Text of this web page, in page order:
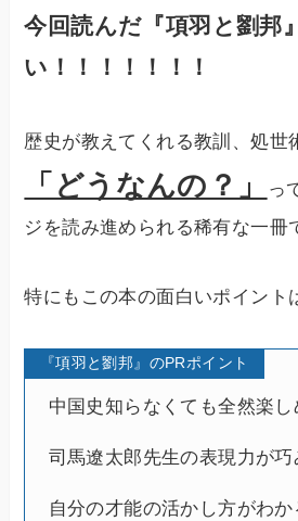
今回読んだ『項羽と劉邦
い！！！！！！！
歴史が教えてくれる教訓、処世
「どうなんの？」
っ
ジを読み進められる稀有な一冊
特にもこの本の面白いポイント
『項羽と劉邦』のPRポイント
中国史知らなくても全然楽し
司馬遼太郎先生の表現力が
自分の才能の活かし方がわか